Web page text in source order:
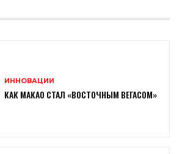
ИННОВАЦИИ
КАК МАКАО СТАЛ «ВОСТОЧНЫМ ВЕГАСОМ»